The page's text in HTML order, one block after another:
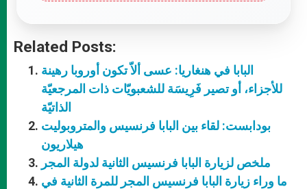
Related Posts:
البابا في هنغاريا: عسى ألاّ تكون أوروبا رهينة
للأجزاء، أو تصير فَرِيسَة للشعبويّات ذات المرجعيّة
الذاتيّة
بودابست: لقاء بين البابا فرنسيس والمتروبوليت
هيلاريون
ملخص لزيارة البابا فرنسيس الثانية لدولة المجر
ما وراء زيارة البابا فرنسيس المجر للمرة الثانية في